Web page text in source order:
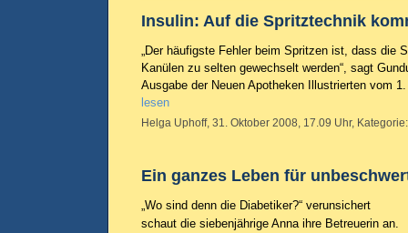
Insulin: Auf die Spritztechnik
„Der häufigste Fehler beim Spritzen ist, dass die
Kanülen zu selten gewechselt werden“, sagt
Ausgabe der Neuen Apotheken Illustrierten vom
lesen
Helga Uphoff, 31. Oktober 2008, 17.09 Uhr,
Ein ganzes Leben für
„Wo sind denn die Diabetiker?“ verunsichert
schaut die siebenjährige Anna ihre Betreuerin an.